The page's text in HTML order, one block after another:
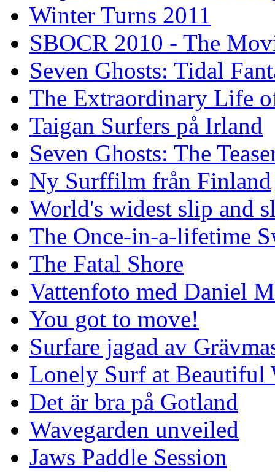
Winter Turns 2011
SBOCR 2010 - The
Seven Ghosts: Tidal
The Extraordinary Life
Taigan Surfers på Irland
Seven Ghosts: The
Ny Surffilm från Finland
World's widest slip and
The Once-in-a-lifetime
The Fatal Shore
Vattenfoto med Daniel
You got to move!
Surfare jagad av
Lonely Surf at Beautiful
Det är bra på Gotland
Wavegarden unveiled
Jaws Paddle Session